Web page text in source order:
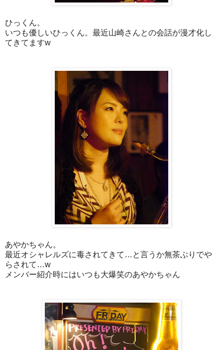
ひっくん。
いつも優しいひっくん。最近山崎さんとの会話が漫才化し
てきてますw
あやかちゃん。
最近オシャレルズに毒されてきて…と言うか無茶ぶりでや
らされて…w
メンバー紹介時にはいつも大爆笑のあやかちゃん